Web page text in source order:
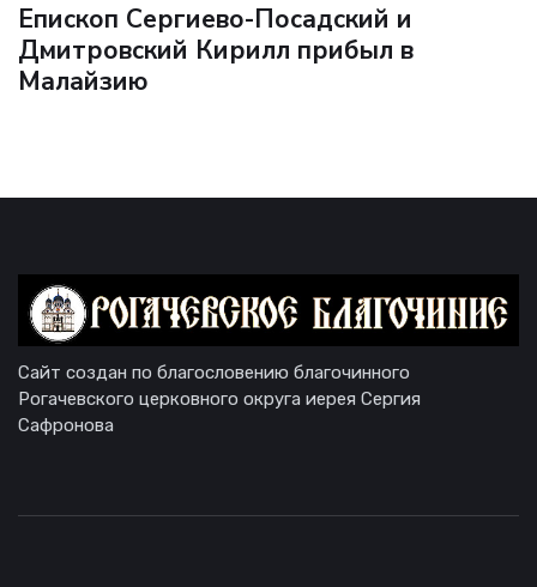
Епископ Сергиево-Посадский и
Дмитровский Кирилл прибыл в
Малайзию
Сайт создан по благословению благочинного
Рогачевского церковного округа иерея Сергия
Сафронова